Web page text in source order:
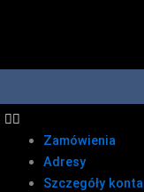
Zamówienia
Adresy
Szczegóły konta